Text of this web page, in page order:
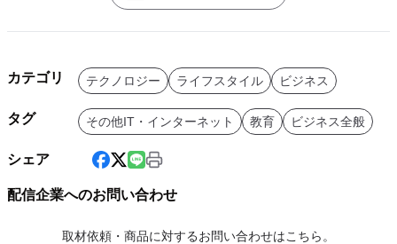
カテゴリ テクノロジー ライフスタイル ビジネス
タグ その他IT・インターネット 教育 ビジネス全般
シェア
配信企業へのお問い合わせ
取材依頼・商品に対するお問い合わせはこちら。